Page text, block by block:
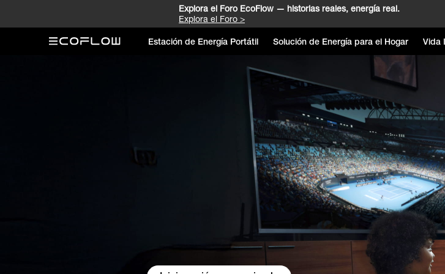
Explora el Foro EcoFlow — historias reales, energía real.
Explora el Foro >
Estación de Energía Portátil Solución de Energía para el Hogar Vida